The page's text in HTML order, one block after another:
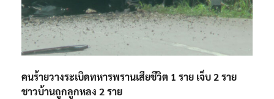
คนร้ายวางระเบิดทหารพรานเสียชีวิต 1 ราย เจ็บ 2 ราย
ชาวบ้านถูกลูกหลง 2 ราย